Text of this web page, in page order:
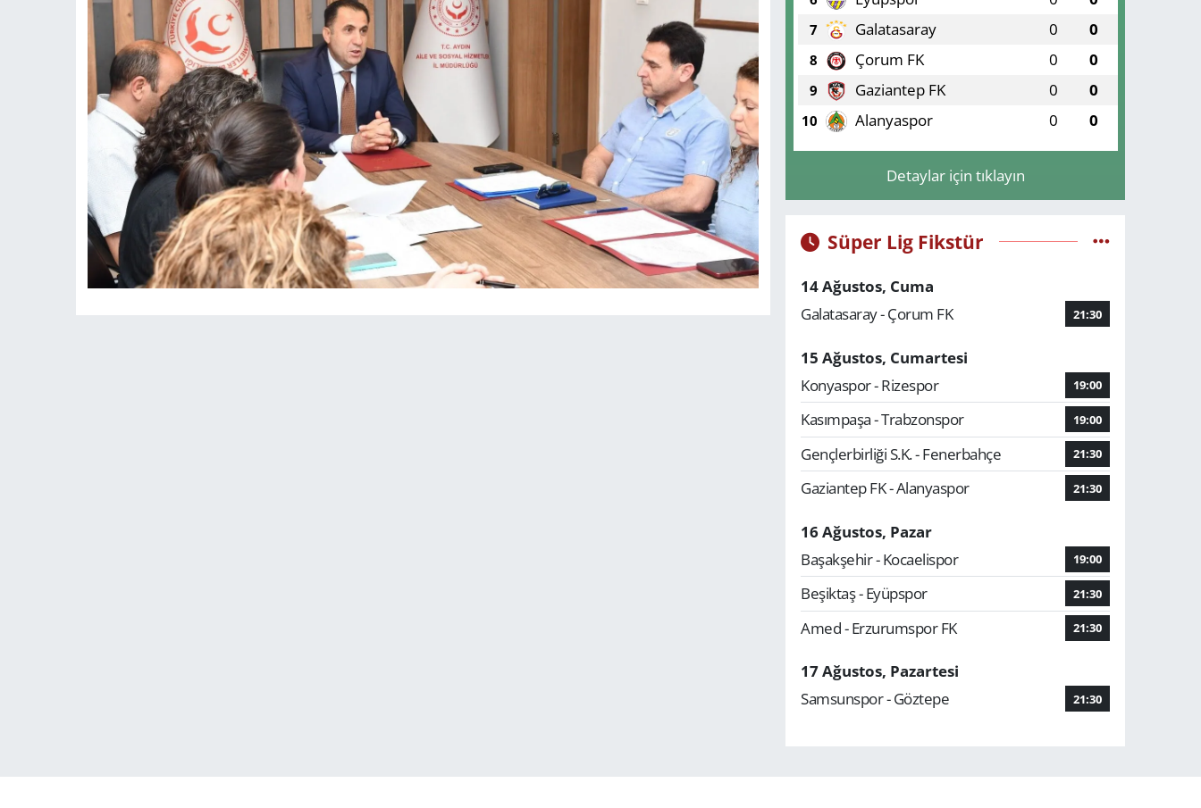
7 Galatasaray 0 0
8 Çorum FK 0 0
9 Gaziantep FK 0 0
10 Alanyaspor 0 0
Detaylar için tıklayın
Süper Lig Fikstür
14 Ağustos, Cuma
Galatasaray - Çorum FK
21:30
15 Ağustos, Cumartesi
Konyaspor - Rizespor
19:00
Kasımpaşa - Trabzonspor 19:00
Gençlerbirliği S.K. - Fenerbahçe 21:30
Gaziantep FK - Alanyaspor 21:30
16 Ağustos, Pazar
Başakşehir - Kocaelispor
19:00
Beşiktaş - Eyüpspor 21:30
Amed - Erzurumspor FK 21:30
17 Ağustos, Pazartesi
Samsunspor - Göztepe
21:30